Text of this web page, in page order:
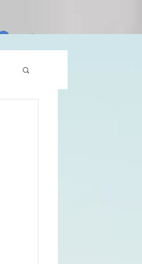
ログイン